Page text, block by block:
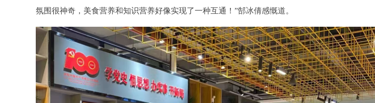
氛围很神奇，美食营养和知识营养好像实现了一种互通！”郜冰倩感慨道。